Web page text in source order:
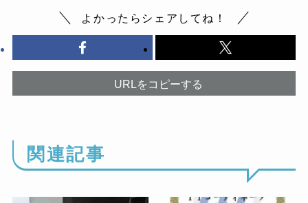
よかったらシェアしてね！
URLをコピーする
関連記事